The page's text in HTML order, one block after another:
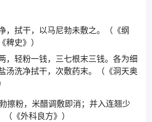
，拭干，以马尼勃未敷之。（《纲
稗史》）
，轻粉一钱，三七根末三钱。各为细
汤洗净拭干，次敷药末。（《洞天奥
粉，米醋调敷即消；并入连翘少
《外科良方》）